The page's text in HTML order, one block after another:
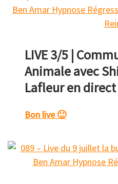
LIVE 3/5 |
Animale avec
Lafleur en direct
Bon live 🙂